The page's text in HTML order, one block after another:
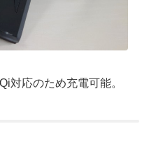
対応のため充電可能。